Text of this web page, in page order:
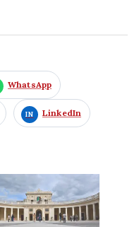
WhatsApp
LinkedIn